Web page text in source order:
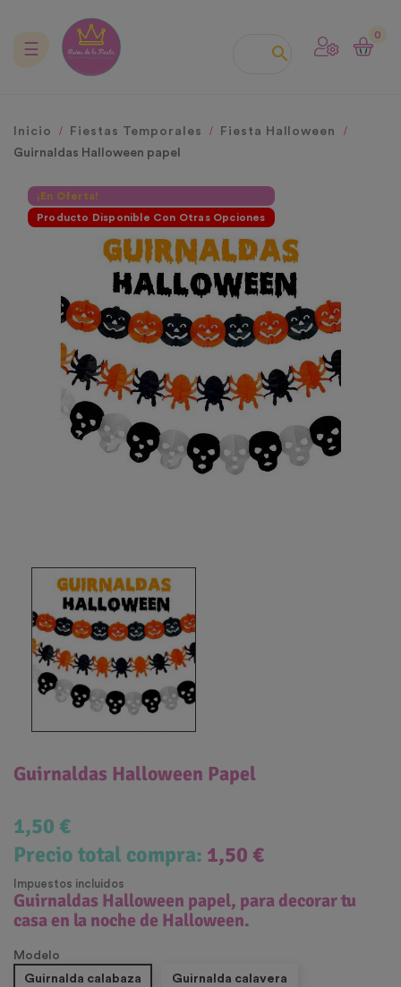

0
Navegación
☰
Inicio Fiestas Temporales
Fiesta Halloween
Guirnaldas Halloween papel
¡En Oferta!
Producto Disponible Con Otras Opciones
Guirnaldas Halloween Papel
1,50 €
Precio total compra: 1,50 €
Impuestos incluidos
Guirnaldas Halloween papel, para decorar tu
casa en la noche de Halloween.
Modelo
Guirnalda calabaza
Guirnalda calavera